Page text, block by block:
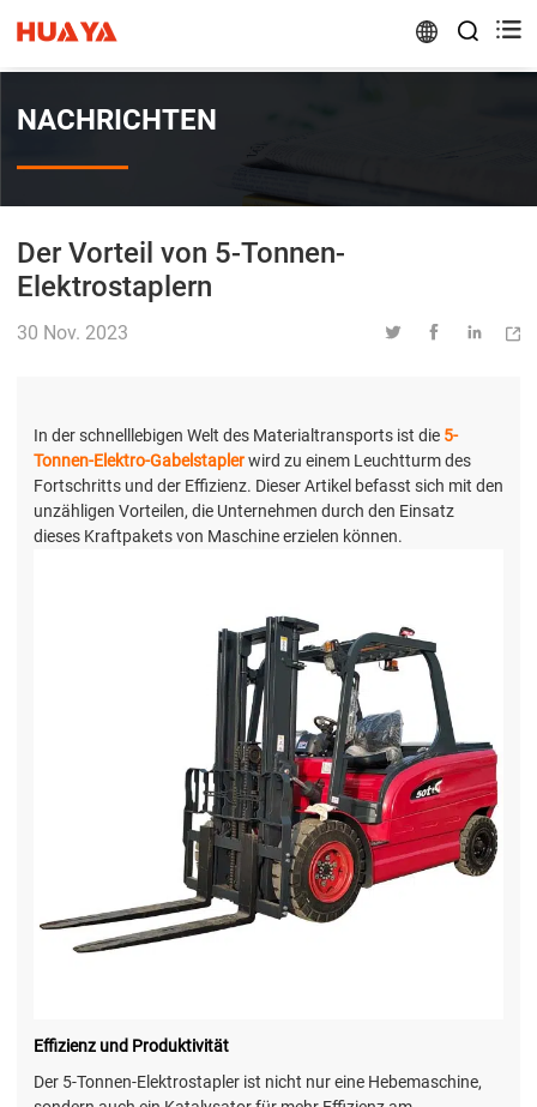
 
NACHRICHTEN
Der Vorteil von 5-Tonnen-
Elektrostaplern
30 Nov. 2023    
In der schnelllebigen Welt des Materialtransports ist die 5-
Tonnen-Elektro-Gabelstaplerwird zu einem Leuchtturm des
Fortschritts und der Effizienz. Dieser Artikel befasst sich mit den
unzähligen Vorteilen, die Unternehmen durch den Einsatz
dieses Kraftpakets von Maschine erzielen können.
Effizienz und Produktivität
Der 5-Tonnen-Elektrostapler ist nicht nur eine Hebemaschine,